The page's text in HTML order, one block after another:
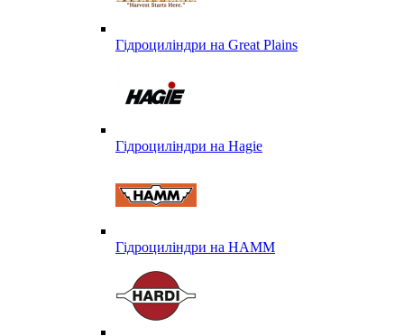
Гідроциліндри на Great Plains
Гідроциліндри на Hagie
Гідроциліндри на HAMM